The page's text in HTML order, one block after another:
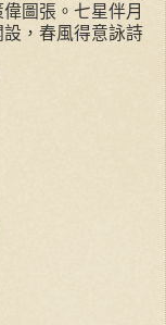
圖張。七星伴月
，春風得意詠詩